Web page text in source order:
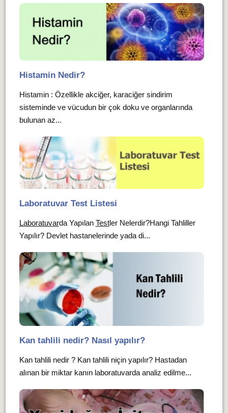
Histamin Nedir?
Histamin : Özellikle akciğer, karaciğer sindirim
sisteminde ve vücudun bir çok doku ve organlarında
bulunan az...
Laboratuvar Test Listesi
Laboratuvarda Yapılan Testler Nelerdir?Hangi Tahliller
Yapılır? Devlet hastanelerinde yada di...
Kan tahlili nedir? Nasıl yapılır?
Kan tahlili nedir ? Kan tahlili niçin yapılır? Hastadan
alınan bir miktar kanın laboratuvarda analiz edilme...